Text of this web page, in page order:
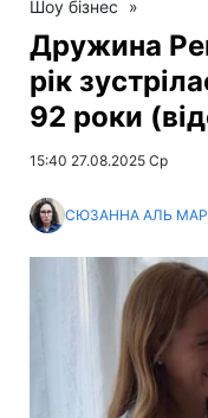
Шоу бізнес »
Дружина
рік
92 роки
15:40 27.08.2025 Ср
СЮЗАННА АЛЬ